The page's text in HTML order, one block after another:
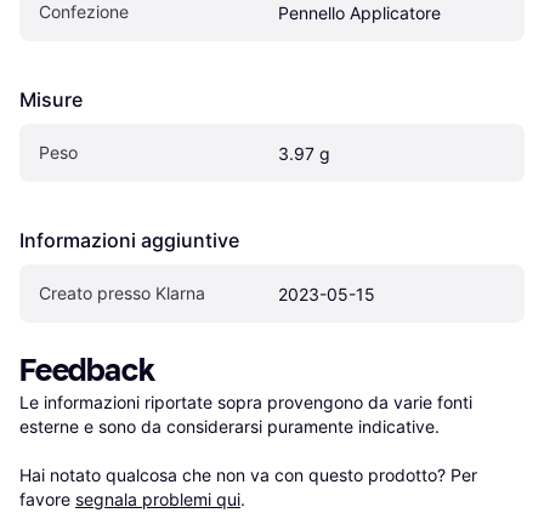
Confezione Pennello Applicatore
Misure
Peso 3.97 g
Informazioni aggiuntive
Creato presso Klarna 2023-05-15
Feedback
Le informazioni riportate sopra provengono da varie fonti
esterne e sono da considerarsi puramente indicative.
Hai notato qualcosa che non va con questo prodotto? Per
favore segnala problemi qui.